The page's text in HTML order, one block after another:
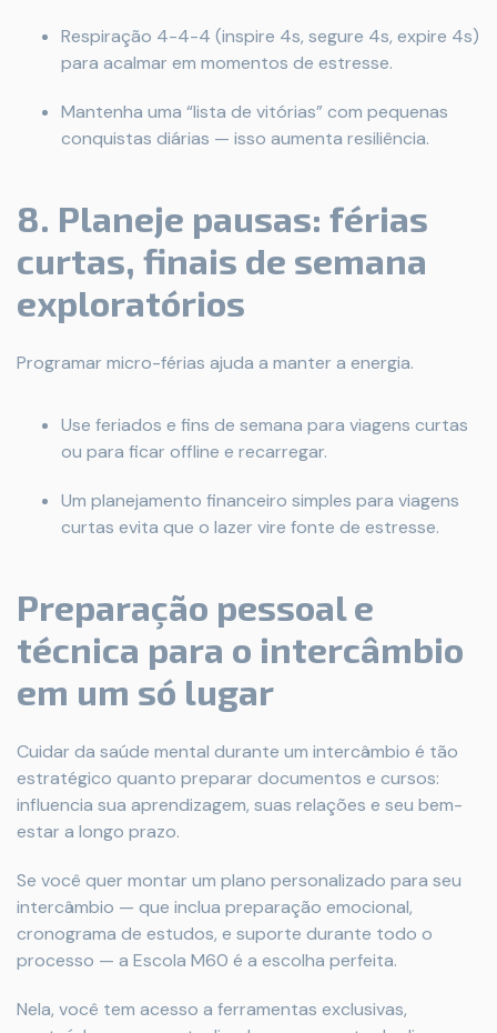
Respiração 4-4-4 (inspire 4s, segure 4s, expire 4s)
para acalmar em momentos de estresse.
Mantenha uma “lista de vitórias” com pequenas
conquistas diárias — isso aumenta resiliência.
8. Planeje pausas: férias
curtas, finais de semana
exploratórios
Programar micro-férias ajuda a manter a energia.
Use feriados e fins de semana para viagens curtas
ou para ficar offline e recarregar.
Um planejamento financeiro simples para viagens
curtas evita que o lazer vire fonte de estresse.
Preparação pessoal e
técnica para o intercâmbio
em um só lugar
Cuidar da saúde mental durante um intercâmbio é tão
estratégico quanto preparar documentos e cursos:
influencia sua aprendizagem, suas relações e seu bem-
estar a longo prazo.
Se você quer montar um plano personalizado para seu
intercâmbio — que inclua preparação emocional,
cronograma de estudos, e suporte durante todo o
processo — a Escola M60 é a escolha perfeita.
Nela, você tem acesso a ferramentas exclusivas,